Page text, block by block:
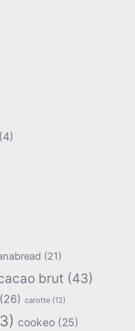
(4)
(21)
brut (43)
(26) carotte (12)
cookeo (25)